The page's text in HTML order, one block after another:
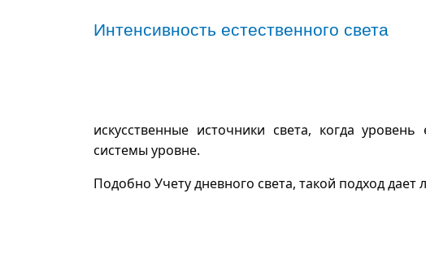
Интенсивность естественного света
искусственные источники света, когда
системы уровне.
Подобно Учету дневного света, такой подход